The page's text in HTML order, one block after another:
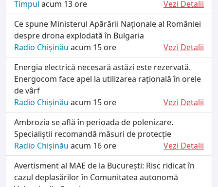
Timpul acum 13 ore
Vezi Detalii
Ce spune Ministerul Apărării Naționale al României
despre drona explodată în Bulgaria
Radio Chișinău acum 15 ore
Vezi Detalii
Energia electrică necesară astăzi este rezervată.
Energocom face apel la utilizarea rațională în orele
de vârf
Radio Chișinău acum 15 ore
Vezi Detalii
Ambrozia se află în perioada de polenizare.
Specialiștii recomandă măsuri de protecție
Radio Chișinău acum 16 ore
Vezi Detalii
Avertisment al MAE de la București: Risc ridicat în
cazul deplasărilor în Comunitatea autonomă